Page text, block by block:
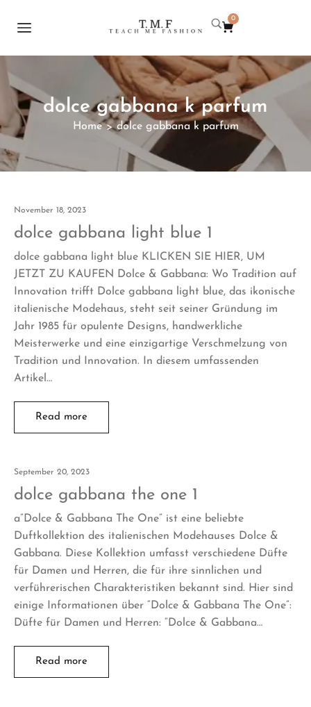
0
dolce gabbana k parfum
Home > dolce gabbana k parfum
November 18, 2023
dolce gabbana light blue 1
dolce gabbana light blue KLICKEN SIE HIER, UM
JETZT ZU KAUFEN Dolce & Gabbana: Wo Tradition auf
Innovation trifft Dolce gabbana light blue, das ikonische
italienische Modehaus, steht seit seiner Gründung im
Jahr 1985 für opulente Designs, handwerkliche
Meisterwerke und eine einzigartige Verschmelzung von
Tradition und Innovation. In diesem umfassenden
Artikel…
Read more
September 20, 2023
dolce gabbana the one 1
a”Dolce & Gabbana The One” ist eine beliebte
Duftkollektion des italienischen Modehauses Dolce &
Gabbana. Diese Kollektion umfasst verschiedene Düfte
für Damen und Herren, die für ihre sinnlichen und
verführerischen Charakteristiken bekannt sind. Hier sind
einige Informationen über “Dolce & Gabbana The One”:
Düfte für Damen und Herren: “Dolce & Gabbana…
Read more